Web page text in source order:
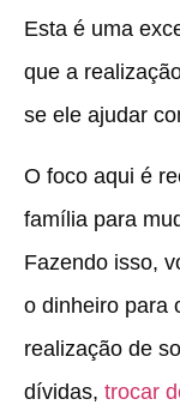
Esta é uma
que a
se ele ajudar
O foco aqui é
família para
Fazendo isso,
o dinheiro para
realização de
dívidas, trocar